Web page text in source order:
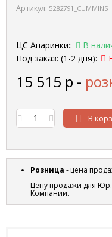
Артикул: 5282791_CUMMINS
ЦС Апаринки::
В
Под заказ: (1-2 дня):
15 515 р -
В
Розница - цена
Цену продажи для
Компании.